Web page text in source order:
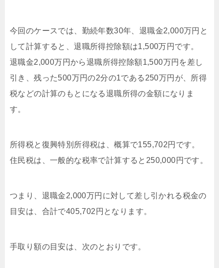
今回のケースでは、勤続年数30年、退職金2,000万円と
して計算すると、退職所得控除額は1,500万円です。
退職金2,000万円から退職所得控除額1,500万円を差し
引き、残った500万円の2分の1である250万円が、所得
税などの計算のもとになる退職所得の金額になりま
す。
所得税と復興特別所得税は、概算で155,702円です。
住民税は、一般的な税率で計算すると250,000円です。
つまり、退職金2,000万円に対して差し引かれる税金の
目安は、合計で405,702円となります。
手取り額の目安は、次のとおりです。